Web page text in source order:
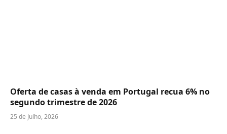
Oferta de casas à venda em Portugal recua 6% no
segundo trimestre de 2026
25 de Julho, 2026